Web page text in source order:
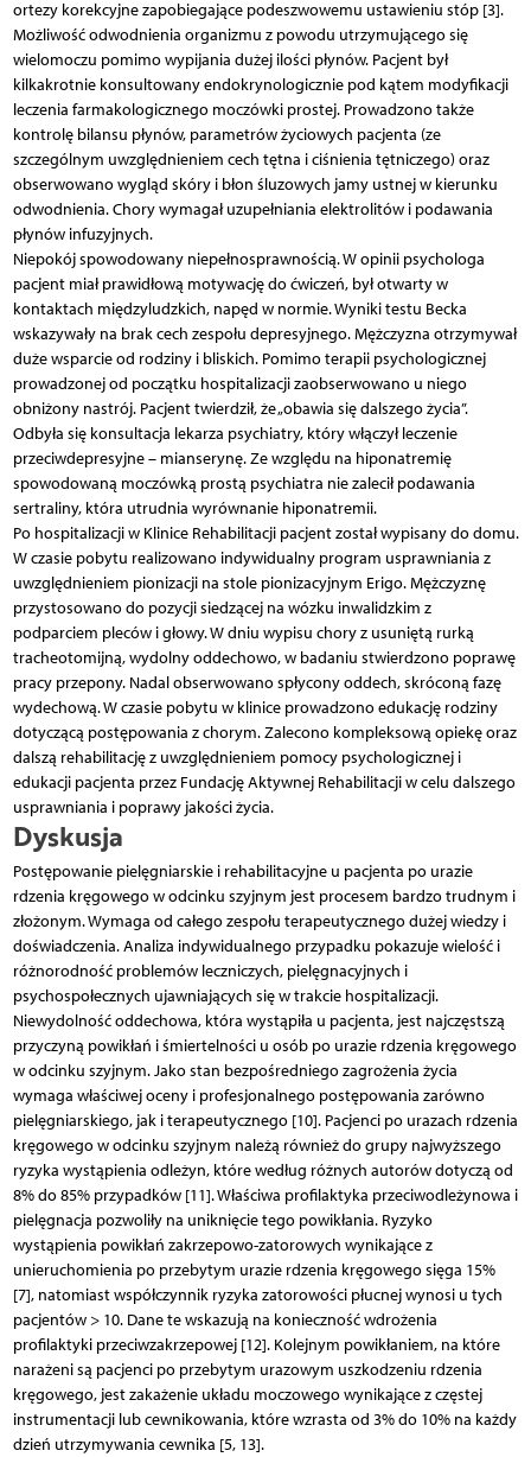
ortezy korekcyjne zapobiegające podeszwowemu ustawieniu stóp [3].
Możliwość odwodnienia organizmu z powodu utrzymującego się
wielomoczu pomimo wypijania dużej ilości płynów. Pacjent był
kilkakrotnie konsultowany endokrynologicznie pod kątem modyfikacji
leczenia farmakologicznego moczówki prostej. Prowadzono także
kontrolę bilansu płynów, parametrów życiowych pacjenta (ze
szczególnym uwzględnieniem cech tętna i ciśnienia tętniczego) oraz
obserwowano wygląd skóry i błon śluzowych jamy ustnej w kierunku
odwodnienia. Chory wymagał uzupełniania elektrolitów i podawania
płynów infuzyjnych.
Niepokój spowodowany niepełnosprawnością. W opinii psychologa
pacjent miał prawidłową motywację do ćwiczeń, był otwarty w
kontaktach międzyludzkich, napęd w normie. Wyniki testu Becka
wskazywały na brak cech zespołu depresyjnego. Mężczyzna otrzymywał
duże wsparcie od rodziny i bliskich. Pomimo terapii psychologicznej
prowadzonej od początku hospitalizacji zaobserwowano u niego
obniżony nastrój. Pacjent twierdził, że „obawia się dalszego życia”.
Odbyła się konsultacja lekarza psychiatry, który włączył leczenie
przeciwdepresyjne – mianserynę. Ze względu na hiponatremię
spowodowaną moczówką prostą psychiatra nie zalecił podawania
sertraliny, która utrudnia wyrównanie hiponatremii.
Po hospitalizacji w Klinice Rehabilitacji pacjent został wypisany do domu.
W czasie pobytu realizowano indywidualny program usprawniania z
uwzględnieniem pionizacji na stole pionizacyjnym Erigo. Mężczyznę
przystosowano do pozycji siedzącej na wózku inwalidzkim z
podparciem pleców i głowy. W dniu wypisu chory z usuniętą rurką
tracheotomijną, wydolny oddechowo, w badaniu stwierdzono poprawę
pracy przepony. Nadal obserwowano spłycony oddech, skróconą fazę
wydechową. W czasie pobytu w klinice prowadzono edukację rodziny
dotyczącą postępowania z chorym. Zalecono kompleksową opiekę oraz
dalszą rehabilitację z uwzględnieniem pomocy psychologicznej i
edukacji pacjenta przez Fundację Aktywnej Rehabilitacji w celu dalszego
usprawniania i poprawy jakości życia.
Dyskusja
Postępowanie pielęgniarskie i rehabilitacyjne u pacjenta po urazie
rdzenia kręgowego w odcinku szyjnym jest procesem bardzo trudnym i
złożonym. Wymaga od całego zespołu terapeutycznego dużej wiedzy i
doświadczenia. Analiza indywidualnego przypadku pokazuje wielość i
różnorodność problemów leczniczych, pielęgnacyjnych i
psychospołecznych ujawniających się w trakcie hospitalizacji.
Niewydolność oddechowa, która wystąpiła u pacjenta, jest najczęstszą
przyczyną powikłań i śmiertelności u osób po urazie rdzenia kręgowego
w odcinku szyjnym. Jako stan bezpośredniego zagrożenia życia
wymaga właściwej oceny i profesjonalnego postępowania zarówno
pielęgniarskiego, jak i terapeutycznego [10]. Pacjenci po urazach rdzenia
kręgowego w odcinku szyjnym należą również do grupy najwyższego
ryzyka wystąpienia odleżyn, które według różnych autorów dotyczą od
8% do 85% przypadków [11]. Właściwa profilaktyka przeciwodleżynowa i
pielęgnacja pozwoliły na uniknięcie tego powikłania. Ryzyko
wystąpienia powikłań zakrzepowo-zatorowych wynikające z
unieruchomienia po przebytym urazie rdzenia kręgowego sięga 15%
[7], natomiast współczynnik ryzyka zatorowości płucnej wynosi u tych
pacjentów > 10. Dane te wskazują na konieczność wdrożenia
profilaktyki przeciwzakrzepowej [12]. Kolejnym powikłaniem, na które
narażeni są pacjenci po przebytym urazowym uszkodzeniu rdzenia
kręgowego, jest zakażenie układu moczowego wynikające z częstej
instrumentacji lub cewnikowania, które wzrasta od 3% do 10% na każdy
dzień utrzymywania cewnika [5, 13].